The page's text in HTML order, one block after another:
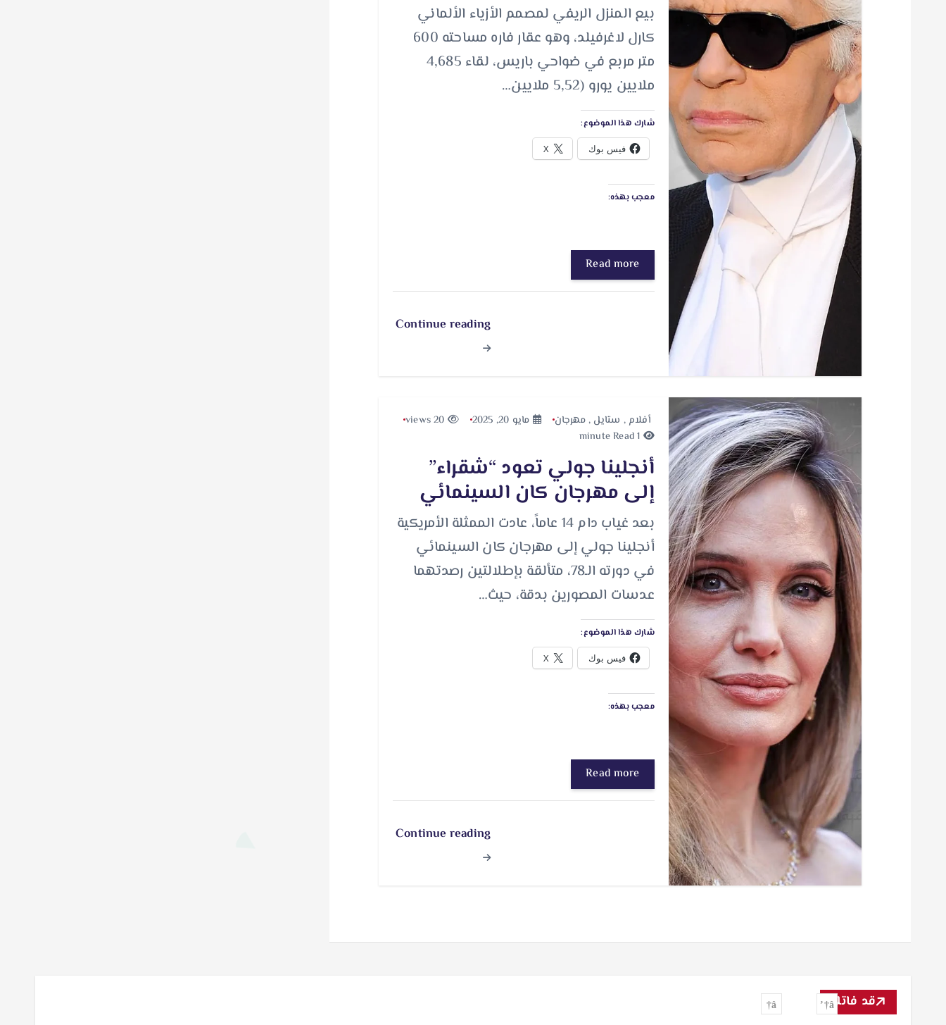
بيع المنزل الريفي لمصمم الأزياء الألماني
كارل لاغرفيلد، وهو عقار فاره مساحته 600
متر مربع في ضواحي باريس، لقاء 4,685
ملايين يورو (5,52 ملايين…
شارك هذا الموضوع:
فيس بوك X
معجب بهذه:
Read more
Continue reading
أفلام , ستايل ,مهرجان مايو 20, 2025
أنجلينا جولي تعود “شقراء”
إلى مهرجان كان السينمائي
بعد غياب دام 14 عاماً، عادت الممثلة الأمريكية
أنجلينا جولي إلى مهرجان كان السينمائي
في دورته الـ78، متألقة بإطلالتين رصدتهما
عدسات المصورين بدقة، حيث…
شارك هذا الموضوع:
فيس بوك X
معجب بهذه:
Read more
Continue reading
قد فاتك